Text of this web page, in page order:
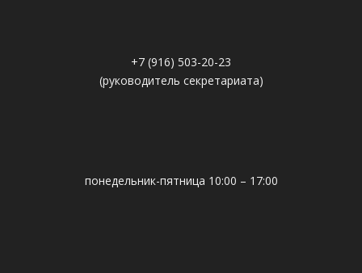
+7 (916) 503-20-23
(руководитель секретариата)
понедельник-пятница 10:00 – 17:00